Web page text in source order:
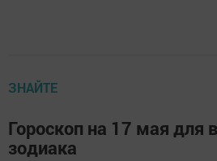
ЗНАЙТЕ
Гороскоп на 17 мая для
зодиака